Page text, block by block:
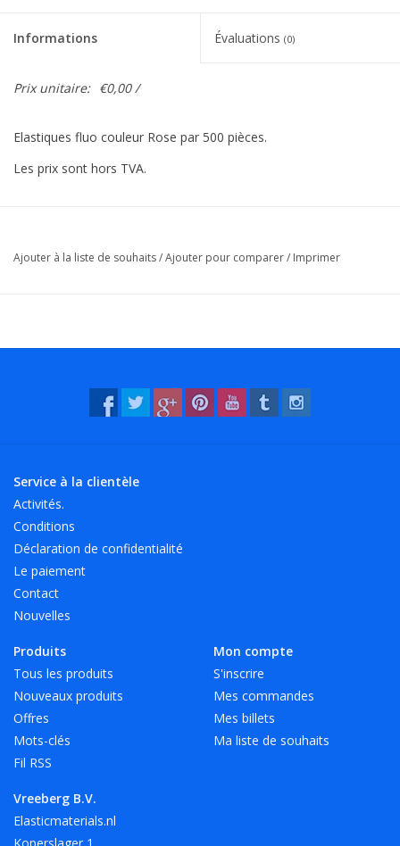
Informations Évaluations (0)
Prix unitaire: €0,00 /
Elastiques fluo couleur Rose par 500 pièces.
Les prix sont hors TVA.
Ajouter à la liste de souhaits/Ajouter pour comparer/ Imprimer
Service à la clientèle
Activités.
Conditions
Déclaration de confidentialité
Le paiement
Contact
Nouvelles
Produits
Tous les produits
Nouveaux produits
Offres
Mots-clés
Fil RSS
Mon compte
S'inscrire
Mes commandes
Mes billets
Ma liste de souhaits
Vreeberg B.V.
Elasticmaterials.nl